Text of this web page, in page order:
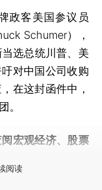
客美国参议员
Schumer），
选总统川普、美
对中国公司收购
在这封函件中，
。
阅宏观经济、股票
阅读